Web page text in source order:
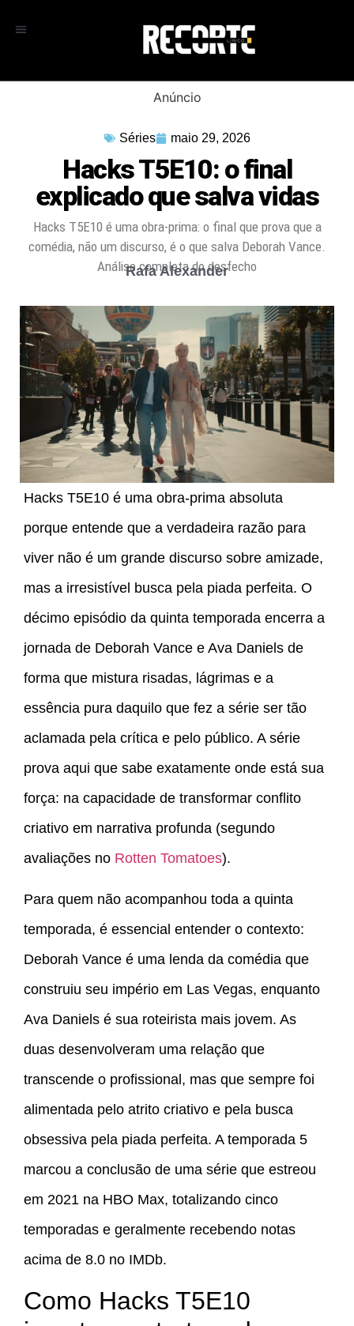
Anúncio
Séries maio 29, 2026
Hacks T5E10: o final
explicado que salva vidas
Hacks T5E10 é uma obra-prima: o final que prova que a
comédia, não um discurso, é o que salva Deborah Vance.
Análise completa do desfecho
Rafa Alexander
Hacks T5E10 é uma obra-prima absoluta
porque entende que a verdadeira razão para
viver não é um grande discurso sobre amizade,
mas a irresistível busca pela piada perfeita. O
décimo episódio da quinta temporada encerra a
jornada de Deborah Vance e Ava Daniels de
forma que mistura risadas, lágrimas e a
essência pura daquilo que fez a série ser tão
aclamada pela crítica e pelo público. A série
prova aqui que sabe exatamente onde está sua
força: na capacidade de transformar conflito
criativo em narrativa profunda (segundo
avaliações no Rotten Tomatoes).
Para quem não acompanhou toda a quinta
temporada, é essencial entender o contexto:
Deborah Vance é uma lenda da comédia que
construiu seu império em Las Vegas, enquanto
Ava Daniels é sua roteirista mais jovem. As
duas desenvolveram uma relação que
transcende o profissional, mas que sempre foi
alimentada pelo atrito criativo e pela busca
obsessiva pela piada perfeita. A temporada 5
marcou a conclusão de uma série que estreou
em 2021 na HBO Max, totalizando cinco
temporadas e geralmente recebendo notas
acima de 8.0 no IMDb.
Como Hacks T5E10